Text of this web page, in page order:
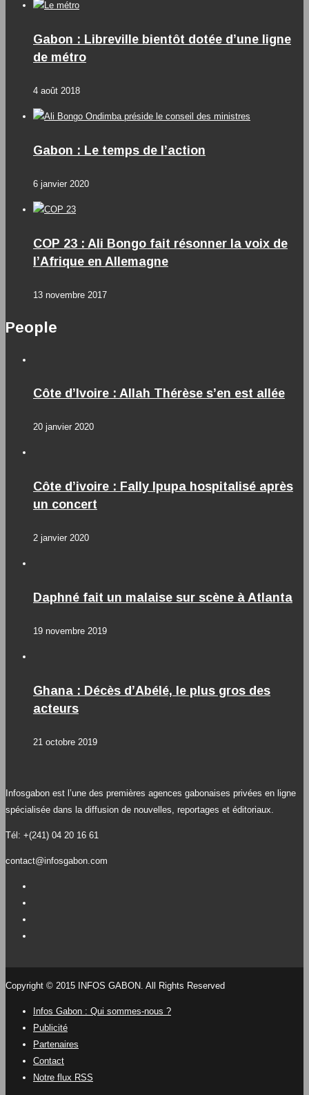
Gabon : Libreville bientôt dotée d’une ligne
de métro
4 août 2018
Gabon : Le temps de l’action
6 janvier 2020
COP 23 : Ali Bongo fait résonner la voix de
l’Afrique en Allemagne
13 novembre 2017
People
Côte d’Ivoire : Allah Thérèse s’en est allée
20 janvier 2020
Côte d’ivoire : Fally Ipupa hospitalisé après
un concert
2 janvier 2020
Daphné fait un malaise sur scène à Atlanta
19 novembre 2019
Ghana : Décès d’Abélé, le plus gros des
acteurs
21 octobre 2019
Infosgabon est l’une des premières agences gabonaises privées en ligne
spécialisée dans la diffusion de nouvelles, reportages et éditoriaux.
Tél: +(241) 04 20 16 61
contact@infosgabon.com
Copyright © 2015 INFOS GABON. All Rights Reserved
Infos Gabon : Qui sommes-nous ?
Publicité
Partenaires
Contact
Notre flux RSS